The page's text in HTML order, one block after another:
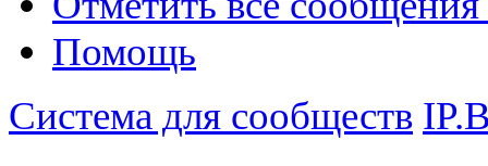
Помощь
Система для сообществ